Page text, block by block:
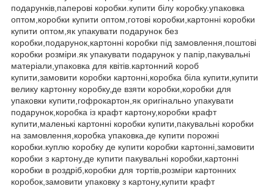
подарунків,паперові коробки.купити білу коробку.упаковка
оптом,коробки купити оптом,готові коробки,картонні коробки
купити оптом,як упакувати подарунок без
коробки,подарунок,картонні коробки під замовлення,поштові
коробки розміри.як упакувати подарунок у папір,пакувальні
матеріали,упаковка для квітів.картонний короб
купити,замовити коробки картонні,коробка біла купити,купити
велику картонну коробку,де взяти коробки,коробки для
упаковки купити,гофрокартон,як оригінально упакувати
подарунок,коробка із крафт картону,коробки крафт
купити,маленькі картонні коробки купити,пакувальні коробки
на замовлення,коробка упаковка,де купити порожні
коробки.куплю коробку де купити коробки картонні,замовити
коробки з картону,де купити пакувальні коробки,картонні
коробки в роздріб,коробки для тортів,розміри картонних
коробок,замовити упаковку з картону,купити крафт